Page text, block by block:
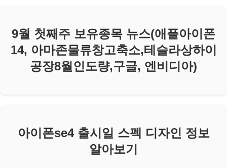
9월 첫째주 보유종목 뉴스(애플아이폰
14, 아마존물류창고축소,테슬라상하이
공장8월인도량,구글, 엔비디아)
아이폰se4 출시일 스펙 디자인 정보
알아보기